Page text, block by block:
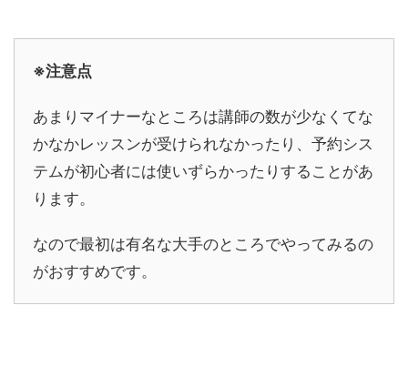
※注意点
あまりマイナーなところは講師の数が少なくてな
かなかレッスンが受けられなかったり、予約シス
テムが初心者には使いずらかったりすることがあ
ります。
なので最初は有名な大手のところでやってみるの
がおすすめです。